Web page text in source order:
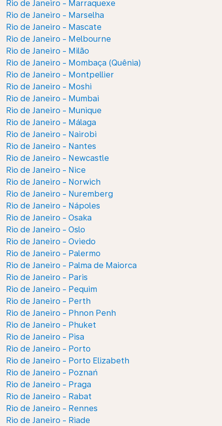
Rio de Janeiro - Marraquexe
Rio de Janeiro - Marselha
Rio de Janeiro - Mascate
Rio de Janeiro - Melbourne
Rio de Janeiro - Milão
Rio de Janeiro - Mombaça (Quênia)
Rio de Janeiro - Montpellier
Rio de Janeiro - Moshi
Rio de Janeiro - Mumbai
Rio de Janeiro - Munique
Rio de Janeiro - Málaga
Rio de Janeiro - Nairobi
Rio de Janeiro - Nantes
Rio de Janeiro - Newcastle
Rio de Janeiro - Nice
Rio de Janeiro - Norwich
Rio de Janeiro - Nuremberg
Rio de Janeiro - Nápoles
Rio de Janeiro - Osaka
Rio de Janeiro - Oslo
Rio de Janeiro - Oviedo
Rio de Janeiro - Palermo
Rio de Janeiro - Palma de Maiorca
Rio de Janeiro - Paris
Rio de Janeiro - Pequim
Rio de Janeiro - Perth
Rio de Janeiro - Phnon Penh
Rio de Janeiro - Phuket
Rio de Janeiro - Pisa
Rio de Janeiro - Porto
Rio de Janeiro - Porto Elizabeth
Rio de Janeiro - Poznań
Rio de Janeiro - Praga
Rio de Janeiro - Rabat
Rio de Janeiro - Rennes
Rio de Janeiro - Riade